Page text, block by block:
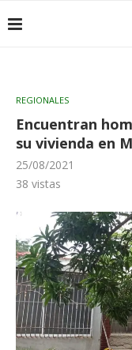
REGIONALES
Encuentran
su vivienda en
25/08/2021
38 vistas